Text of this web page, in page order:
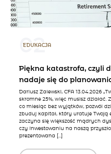
02
EDUKACJA
Piękna katastrofa, czyli
nadaje się do
Dariusz Zalewski, CFA 13.04.2026
skromne 25%, więc musisz działać.
co miesiąc bez wyjątków, pozwól
zbuduj kapitał, który uratuje Twoją
zaczyna się większość mądrych
czy inwestowaniu na naszą
prezentowana […]